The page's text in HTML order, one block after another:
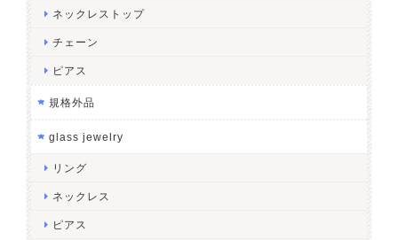
ネックレストップ
チェーン
ピアス
規格外品
glass jewelry
リング
ネックレス
ピアス